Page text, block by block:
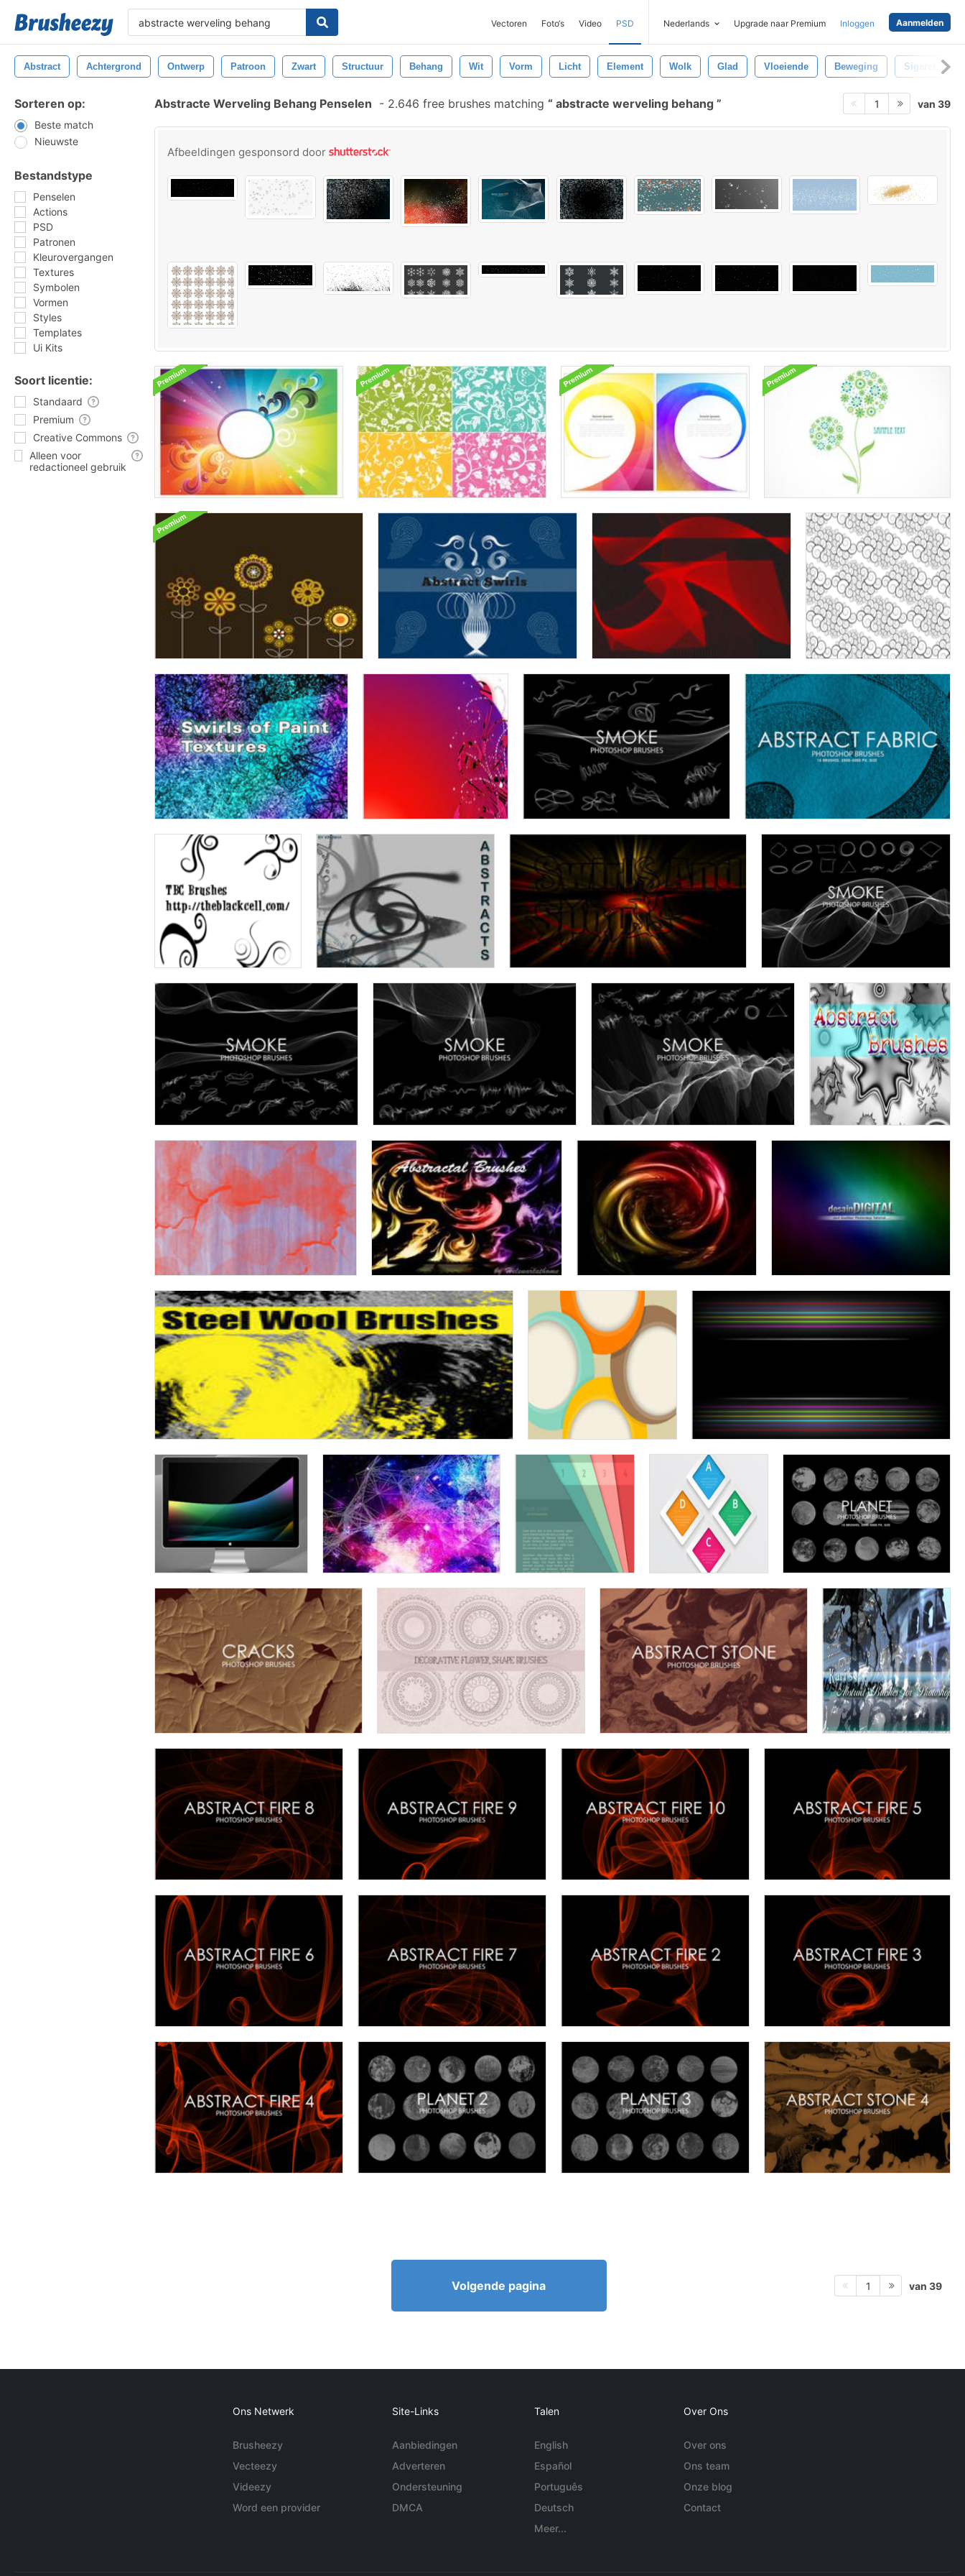
Vectoren Foto‘s Video PSD Nederlands Upgrade naar Premium Inloggen Aanmelden
Abstract Achtergrond Ontwerp Patroon Zwart Structuur Behang Wit Vorm Licht Element Wolk Glad Vloeiende Beweging Sigaret
Sorteren op:
Beste match
Nieuwste
Bestandstype
Penselen
Actions
PSD
Patronen
Kleurovergangen
Textures
Symbolen
Vormen
Styles
Templates
Ui Kits
Soort licentie:
Standaard
Premium
Creative Commons
Alleen voor
redactioneel gebruik
Abstracte Werveling Behang Penselen - 2.646 free brushes matching abstracte werveling behang 1 van 39
Afbeeldingen gesponsord door
Volgende pagina 1 van 39
Ons Netwerk
Brusheezy
Vecteezy
Videezy
Word een provider
Site-Links
Aanbiedingen
Adverteren
Ondersteuning
DMCA
Talen
English
Español
Português
Deutsch
Meer...
Over Ons
Over ons
Ons team
Onze blog
Contact